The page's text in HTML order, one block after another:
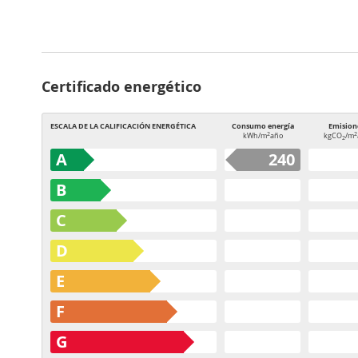
Certificado energético
ESCALA DE LA CALIFICACIÓN ENERGÉTICA Consumo energía
kWh/m2año kgCO2/m2
A
240
B
C
D
E
F
G